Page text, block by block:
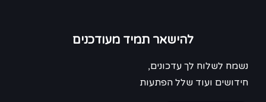
להישאר תמיד מעודכנים
נשמח לשלוח לך עדכונים,
חידושים ועוד שלל הפתעות